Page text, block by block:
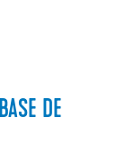
DE